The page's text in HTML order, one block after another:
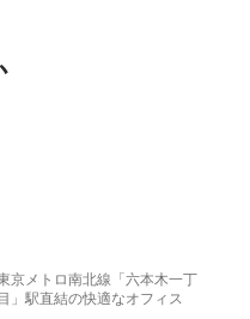
京メトロ南北線「六本木一丁
」駅直結の快適なオフィス